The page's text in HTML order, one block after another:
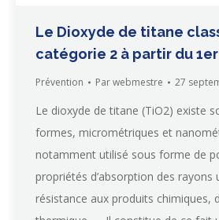
Le Dioxyde de titane
catégorie 2 à partir du
Prévention Parwebmestre 27
Le dioxyde de titane (TiO2) existe
formes, micrométriques et
notamment utilisé sous forme de
propriétés d’absorption des rayons
résistance aux produits chimiques,